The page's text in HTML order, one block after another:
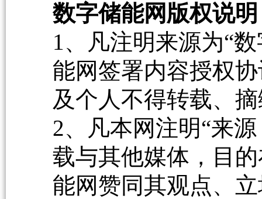
数字储能网版权说
1、凡注明来源为“
能网签署内容授权
及个人不得转载、
2、凡本网注明“来
载与其他媒体，目
能网赞同其观点、